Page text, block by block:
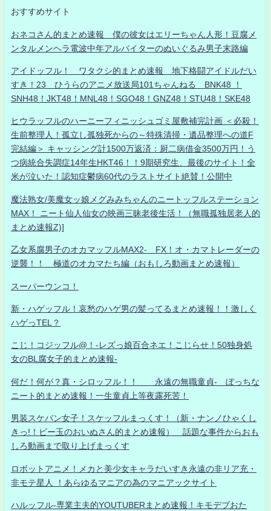
おすすめサイト
おネコさん的まとめ速報 僕の彼女はエリーちゃん人形！豆腐メ
ンタルメンヘラ電波中年アルバイターのぬいぐるみ男子末路編
アイドッフル！ ワタクシ的まとめ速報 地下格闘アイドルだい
すき！23 ひうらのアニメ放送局101ちゃんねる BNK48 ！
SNH48！JKT48！MNL48！SGO48！GNZ48！STU48！SKE48
ヒウラッフルのハーニーフィニッシュゴミ屋敷補完計画 ＜必殺！
生前整理人！孤立し孤独死からの～特殊清掃・遺品整理への道F
完結編＞ キャッシング計1500万返済：厨二病借金3500万円！う
つ病統合失調症14年生HKT46！！9期研究生、最後のサイト！全
米が泣いた！認知症鬱病60代のラストサイト絶賛！公開中
魔法熟女/美魔女ッ娘メグみみちゃんのニートッフルステーション
MAX！ ニート仙人仙女の映画三昧老後生活！（無職孤独居老人的
まとめ速報Z)]
乙女系腐男子のオカマッフルMAX2- FX！オ・カマトレーダーの
逆襲！！ 極道のオカマたち編（おもしろ動画まとめ速報）
スーパーウンコ！
新・ハゲッフル！哀愁のハゲ男の髪ってるまとめ速報！！激しく
ハゲっTEL？
こじ！コジッフル@！-レズっ娘百合ネエ！こじらせ！50独身処
女のBL腐女子的まとめ速報-
何だ！何が？真・シロッフル！！ 永遠の無職童貞- ぼっちな
ニート的まとめ速報！一生童貞上等夜露死苦！
男装スケバン女子！スケッフルまっくす！（新・ナンノひゃくし
きっ!！ビー玉のおいぬさん的まとめ速報） 話題な事件からおも
しろ動画まで取り上げまっくす
ロボットアニメ！メカと美少女キャラだいすき永遠の非リア充・
非モテ星人 ！あらゆるマニアの為のマニアックサイト
ハルッフル-専業主夫的YOUTUBERまとめ速報！キモデブおた